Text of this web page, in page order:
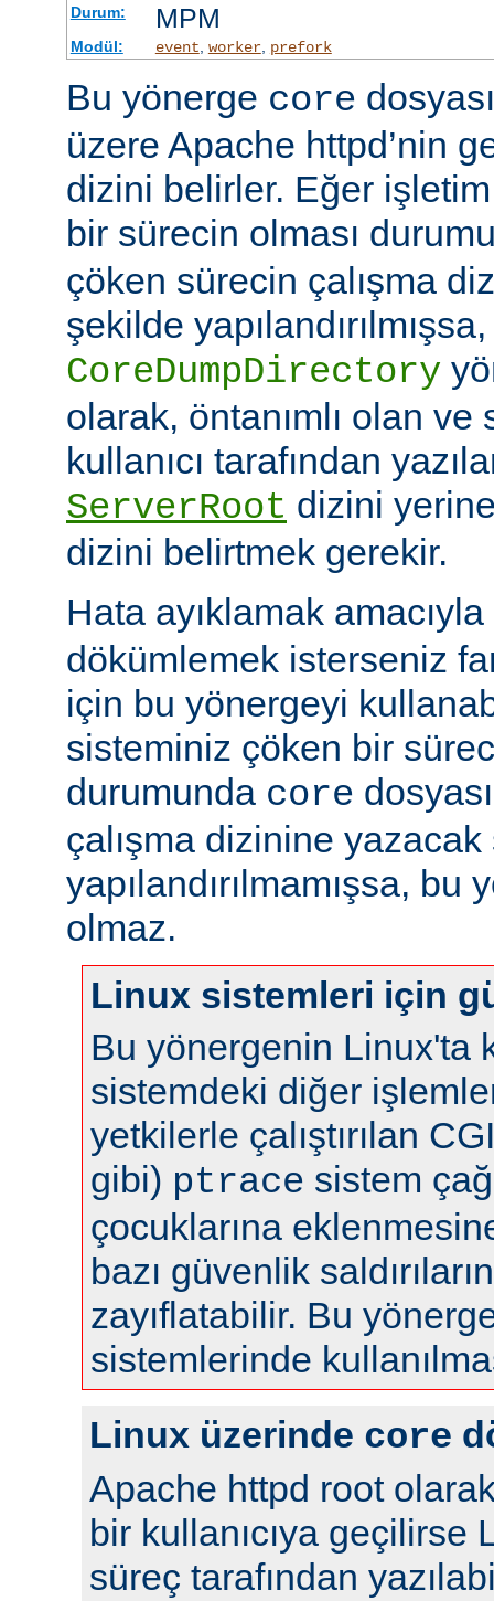
Durum: MPM
Modül: event worker, prefork
Bu yönerge core
üzere Apache httpd’nin
dizini belirler. Eğer
bir sürecin olması
çöken sürecin çalışma
şekilde yapılandırılmışsa,
CoreDumpDirectory
olarak, öntanımlı olan ve
kullanıcı tarafından
ServerRoot dizini
dizini belirtmek gerekir.
Hata ayıklamak
dökümlemek isterseniz
için bu yönergeyi
sisteminiz çöken bir
durumunda core
çalışma dizinine
yapılandırılmamışsa,
olmaz.
Linux sistemleri için
Bu yönergenin Linux'ta
sistemdeki diğer
yetkilerle çalıştırılan
gibi) ptrace sistem
çocuklarına
bazı güvenlik
zayıflatabilir. Bu
sistemlerinde
Linux üzerinde core
Apache httpd root
bir kullanıcıya geçilirse
süreç tarafından